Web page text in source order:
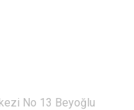
No 13 Beyoğlu